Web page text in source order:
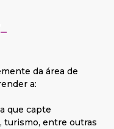
da área de
a:
que capte
entre outras